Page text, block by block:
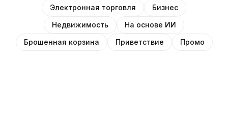
Электронная торговля
Бизнес
Недвижимость
На основе ИИ
Брошенная корзина
Приветствие Промо